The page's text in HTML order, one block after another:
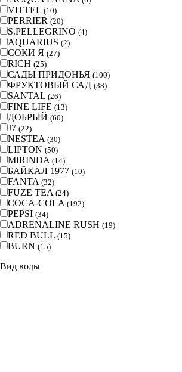
VITTEL (10)
PERRIER (20)
S.PELLEGRINO (4)
AQUARIUS (2)
СОКИ Я (27)
RICH (25)
САДЫ ПРИДОНЬЯ (100)
ФРУКТОВЫЙ САД (38)
SANTAL (26)
FINE LIFE (13)
ДОБРЫЙ (60)
J7 (22)
NESTEA (30)
LIPTON (50)
MIRINDA (14)
БАЙКАЛ 1977 (10)
FANTA (32)
FUZE TEA (24)
COCA-COLA (192)
PEPSI (34)
ADRENALINE RUSH (19)
RED BULL (15)
BURN (15)
Вид воды